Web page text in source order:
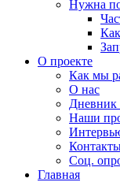
Нужна
О проекте
Как мы
О нас
Дневник
Наши
Соц.
Главная